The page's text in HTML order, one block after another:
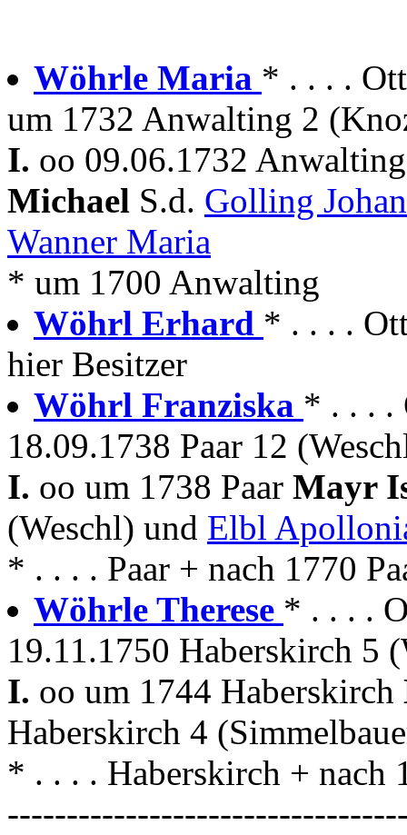
Wöhrle Maria * . . . .
um 1732 Anwalting 2
I. oo 09.06.1732
Michael S.d. Golling
Wanner Maria
* um 1700 Anwalting
Wöhrl Erhard * . . . .
hier Besitzer
Wöhrl Franziska * . . . .
18.09.1738 Paar 12
I. oo um 1738 Paar Mayr
(Weschl) und Elbl
* . . . . Paar + nach 1770
Wöhrle Therese * . . . .
19.11.1750 Haberskirch 5
I. oo um 1744 Haberskirch
Haberskirch 4
* . . . . Haberskirch + nach